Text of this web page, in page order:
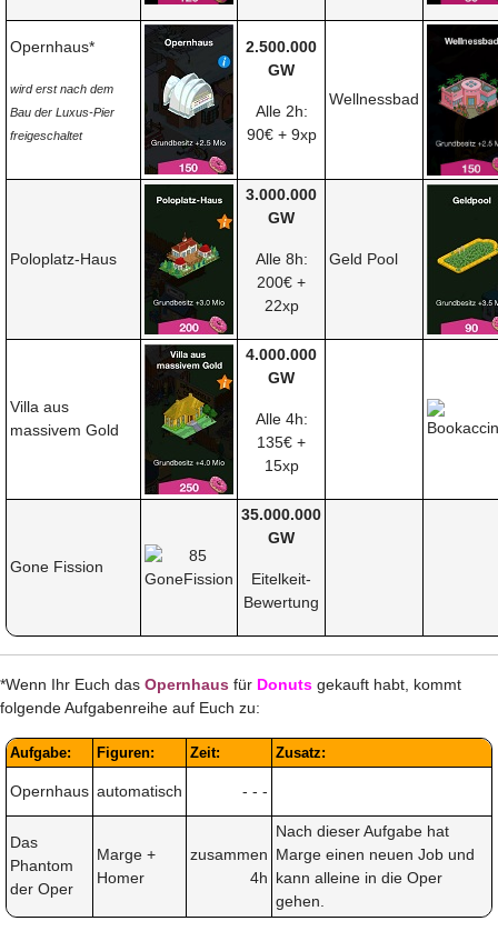
Opernhaus*
wird erst nach dem
Bau der Luxus-Pier
freigeschaltet
2.500.000
GW
Alle 2h:
90€ + 9xp
Wellnessbad
Poloplatz-Haus
3.000.000
GW
Alle 8h:
200€ +
22xp
Geld Pool
Villa aus
massivem Gold
4.000.000
GW
Alle 4h:
135€ +
15xp
Gone Fission
35.000.000
GW
Eitelkeit-
Bewertung
*Wenn Ihr Euch das Opernhaus für Donuts gekauft habt, kommt
folgende Aufgabenreihe auf Euch zu:
Aufgabe: Figuren: Zeit: Zusatz:
Opernhaus automatisch - - -
Das
Phantom
der Oper
Marge +
Homer
zusammen
4h
Nach dieser Aufgabe hat
Marge einen neuen Job und
kann alleine in die Oper
gehen.